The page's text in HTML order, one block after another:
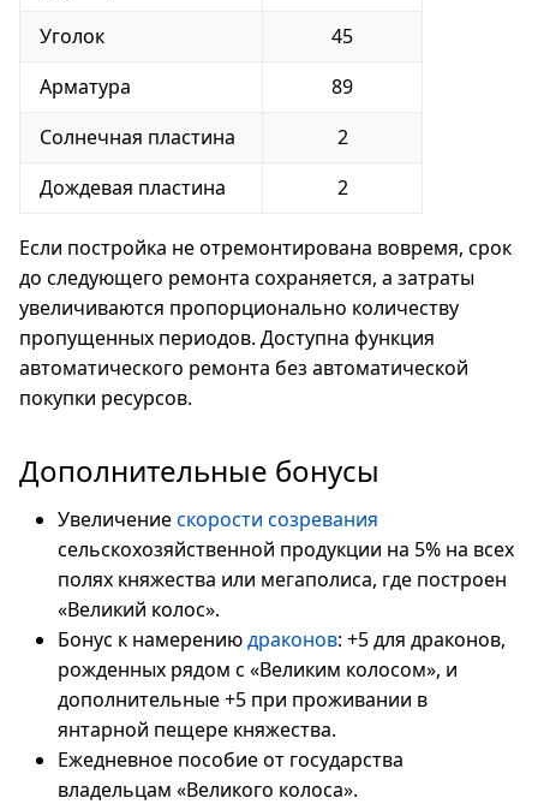
Уголок
45
Арматура
89
Солнечная пластина
2
Дождевая пластина
2
Если постройка не отремонтирована вовремя, срок
до следующего ремонта сохраняется, а затраты
увеличиваются пропорционально количеству
пропущенных периодов. Доступна функция
автоматического ремонта без автоматической
покупки ресурсов.
Дополнительные бонусы
Увеличениескорости созревания
сельскохозяйственной продукции на 5% на всех
полях княжества или мегаполиса, где построен
«Великий колос».
Бонус к намерениюдраконов: +5 для драконов,
рожденных рядом с «Великим колосом», и
дополнительные +5 при проживании в
янтарной пещере княжества.
Ежедневное пособие от государства
владельцам «Великого колоса».